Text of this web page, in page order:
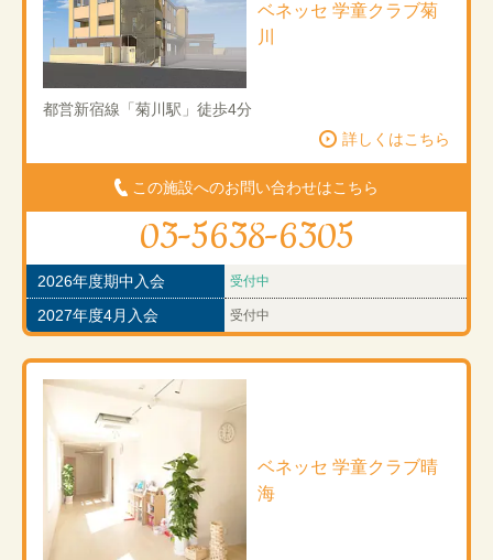
ベネッセ 学童クラブ菊
川
都営新宿線「菊川駅」徒歩4分
詳しくはこちら
この施設へのお問い合わせはこちら
03-5638-6305
2026年度期中入会 受付中
2027年度4月入会 受付中
ベネッセ 学童クラブ晴
海